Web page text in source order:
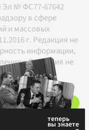
Эл № ФС77-67642
в сфере
и массовых
г. Редакция не
информации,
Редакция не
с